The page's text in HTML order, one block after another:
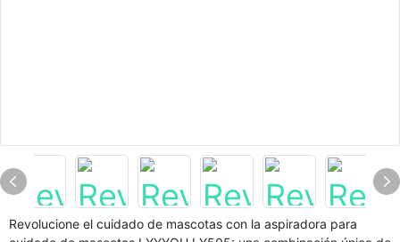
Revolucione el cuidado de mascotas con la aspiradora para